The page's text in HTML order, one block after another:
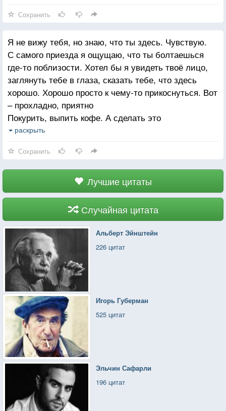
он имел ясное представление о рае, а теперь он
о нём лишь догадывается.
тогда он не думал о небытие, а теперь трепещет
перед ним.
Когда ребёнок был ребёнком, его жизнь была
вдохновенной игрой, а теперь вдохновение иногда
посещает его во время работы
Сохранить
Я не вижу тебя, но знаю, что ты здесь. Чувствую.
С самого приезда я ощущаю, что ты болтаешься
где-то поблизости. Хотел бы я увидеть твоё лицо,
заглянуть тебе в глаза, сказать тебе, что здесь
хорошо. Хорошо просто к чему-то прикоснуться. Вот
– прохладно, приятно
Покурить, выпить кофе. А сделать это
одновременно – просто фантастика.
и проводишь жирную линию, а потом – линию
потоньше, вместе получается красиво.
Или когда замёрзли руки, потираешь их, смотри,
это здорово, так приятно! Столько замечательных
вещей! Но ты не здесь – это я здесь.
Хотел бы я, чтобы ты был здесь.
Хотел бы, чтобы поговорил со мной. Потому что я –
друг. Companero!
раскрыть
Сохранить
Лучшие цитаты
Случайная цитата
Альберт Эйнштейн
226 цитат
Игорь Губерман
525 цитат
Эльчин Сафарли
196 цитат